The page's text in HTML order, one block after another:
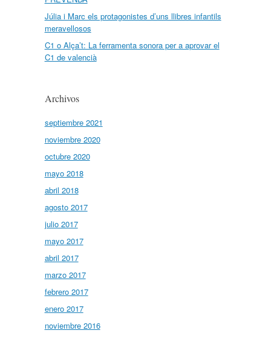
Júlia i Marc els protagonistes d’uns llibres infantils
meravellosos
C1 o Alça’t: La ferramenta sonora per a aprovar el
C1 de valencià
Archivos
septiembre 2021
noviembre 2020
octubre 2020
mayo 2018
abril 2018
agosto 2017
julio 2017
mayo 2017
abril 2017
marzo 2017
febrero 2017
enero 2017
noviembre 2016